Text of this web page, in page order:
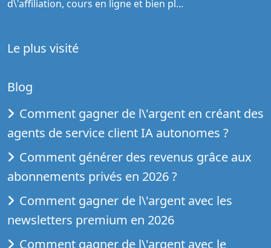
d\'affiliation, cours en ligne et bien pl...
Le plus visité
Blog
Comment gagner de l\'argent en créant des
agents de service client IA autonomes ?
Comment générer des revenus grâce aux
abonnements privés en 2026 ?
Comment gagner de l\'argent avec les
newsletters premium en 2026
Comment gagner de l\'argent avec le